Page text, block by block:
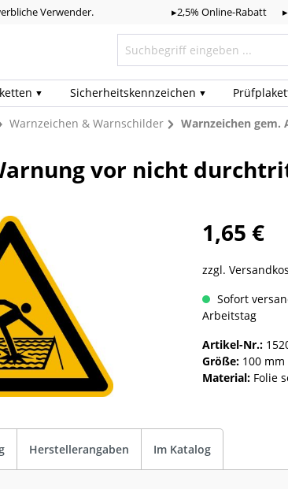
Verwender. ▸2,5% Online-Rabatt
Sicherheits­kennzeichen
Warnzeichen & Warnschilder Warnzeichen gem.
vor nicht
1,65 €
zzgl.
Sofort
Arbeitstag
Artikel-Nr.:
Größe: 100 mm
Material: Folie
Herstellerangaben Im Katalog